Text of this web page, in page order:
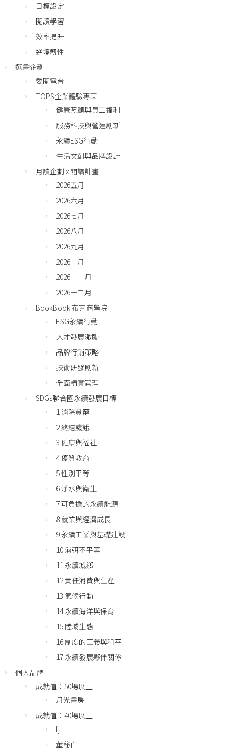
目標設定
閱讀學習
效率提升
逆境韌性
選書企劃
愛閱電台
TOPS企業體驗專區
健康照顧與員工福利
服務科技與營運創新
永續ESG行動
生活文創與品牌設計
月讀企劃 x 閱讀計畫
2026五月
2026六月
2026七月
2026八月
2026九月
2026十月
2026十一月
2026十二月
BookBook 布克商學院
ESG永續行動
人才發展激勵
品牌行銷策略
技術研發創新
全面精實管理
SDGs聯合國永續發展目標
1 消除貧窮
2 終結饑餓
3 健康與福祉
4 優質教育
5 性別平等
6 淨水與衛生
7 可負擔的永續能源
8 就業與經濟成長
9 永續工業與基礎建設
10 消弭不平等
11 永續城鄉
12 責任消費與生產
13 氣候行動
14 永續海洋與保育
15 陸域生態
16 制度的正義與和平
17 永續發展夥伴關係
個人品牌
成就值：50場以上
月光書房
成就值：40場以上
fj
董秘白